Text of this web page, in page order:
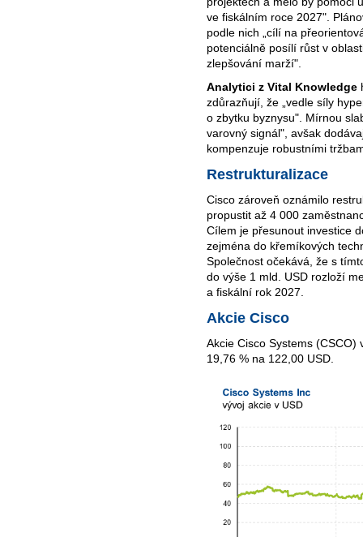
ve fiskálním roce 2027".
podle nich „cílí na
potenciálně posílí růst v
zlepšování marží".
Analytici z Vital Knowledge
zdůrazňují, že „vedle síly
o zbytku byznysu". Mírnou
varovný signál", avšak
kompenzuje robustními
Restrukturalizace
Cisco zároveň oznámilo
propustit až 4 000
Cílem je přesunout investice
zejména do křemíkových
Společnost očekává, že s
do výše 1 mld. USD rozloží
a fiskální rok 2027.
Akcie Cisco
Akcie Cisco Systems
19,76 % na 122,00 USD.